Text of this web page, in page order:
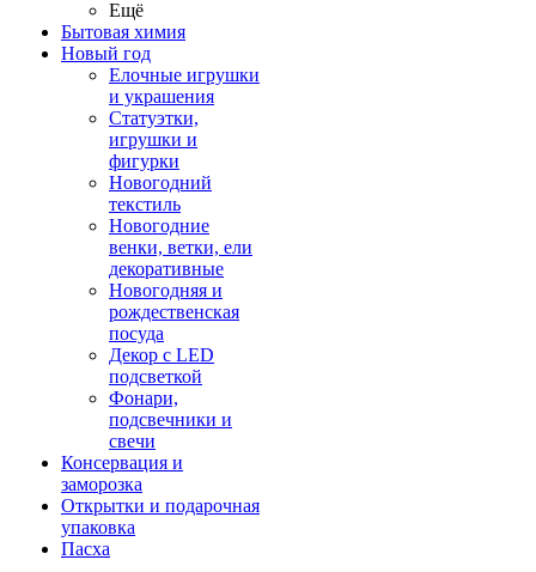
Ещё
Бытовая химия
Новый год
Елочные игрушки
и украшения
Статуэтки,
игрушки и
фигурки
Новогодний
текстиль
Новогодние
венки, ветки, ели
декоративные
Новогодняя и
рождественская
посуда
Декор с LED
подсветкой
Фонари,
подсвечники и
свечи
Консервация и
заморозка
Открытки и подарочная
упаковка
Пасха